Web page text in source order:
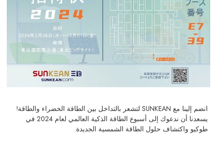
انضم إلينا مع SUNKEAN لتشعر بالتداخل بين الطاقة الخضراء والطاقة!
يسعدنا أن ندعوك إلى أسبوع الطاقة الذكية العالمي لعام 2024 في
طوكيو واكتشاف حلول الطاقة الشمسية الجديدة.